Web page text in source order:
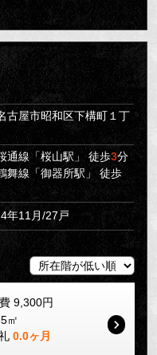
古屋市昭和区下構町１丁
通線「桜山駅」 徒歩3分
舞線「御器所駅」 徒歩
年11月/27戸
9,300円
㎡
0.0ヶ月